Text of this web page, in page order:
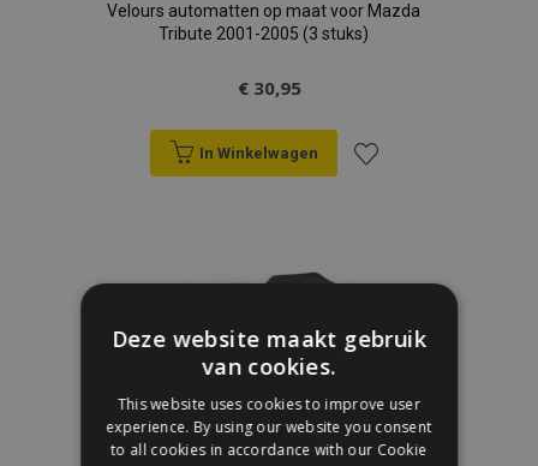
Velours automatten op maat voor Mazda
Tribute 2001-2005 (3 stuks)
€ 30,95
In Winkelwagen
aan
verlanglijst
Deze website maakt gebruik
van cookies.
This website uses cookies to improve user
experience. By using our website you consent
to all cookies in accordance with our Cookie